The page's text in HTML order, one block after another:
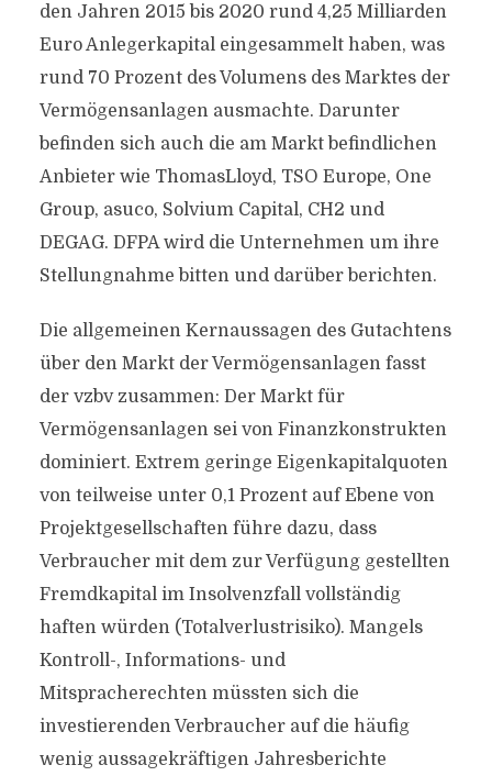
den Jahren 2015 bis 2020 rund 4,25 Milliarden
Euro Anlegerkapital eingesammelt haben, was
rund 70 Prozent des Volumens des Marktes der
Vermögensanlagen ausmachte. Darunter
befinden sich auch die am Markt befindlichen
Anbieter wie ThomasLloyd, TSO Europe, One
Group, asuco, Solvium Capital, CH2 und
DEGAG. DFPA wird die Unternehmen um ihre
Stellungnahme bitten und darüber berichten.
Die allgemeinen Kernaussagen des Gutachtens
über den Markt der Vermögensanlagen fasst
der vzbv zusammen: Der Markt für
Vermögensanlagen sei von Finanzkonstrukten
dominiert. Extrem geringe Eigenkapitalquoten
von teilweise unter 0,1 Prozent auf Ebene von
Projektgesellschaften führe dazu, dass
Verbraucher mit dem zur Verfügung gestellten
Fremdkapital im Insolvenzfall vollständig
haften würden (Totalverlustrisiko). Mangels
Kontroll-, Informations- und
Mitspracherechten müssten sich die
investierenden Verbraucher auf die häufig
wenig aussagekräftigen Jahresberichte